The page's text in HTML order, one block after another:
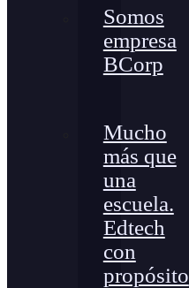
Somos
empresa
BCorp
Mucho
más que
una
escuela.
Edtech
con
propósito